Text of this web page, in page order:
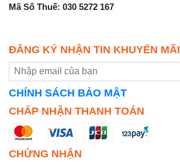
Mã Số Thuế: 030 5272 167
ĐĂNG KÝ NHẬN TIN KHUYẾN MÃI
CHÍNH SÁCH BẢO MẬT
CHẤP NHẬN THANH TOÁN
CHỨNG NHẬN